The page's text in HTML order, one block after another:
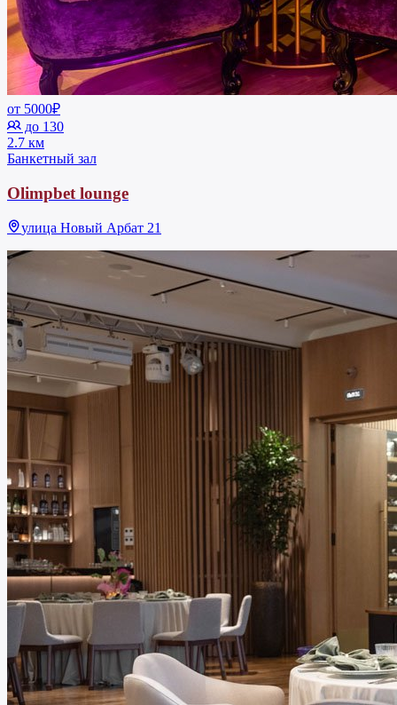
от 5000₽
до 130
2.7 км
Банкетный зал
Olimpbet lounge
улица Новый Арбат 21